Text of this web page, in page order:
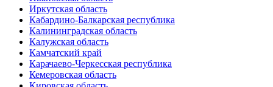
Иркутская область
Кабардино-Балкарская республика
Калининградская область
Калужская область
Камчатский край
Карачаево-Черкесская республика
Кемеровская область